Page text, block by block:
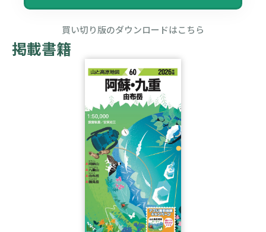
買い切り版のダウンロードはこちら
掲載書籍